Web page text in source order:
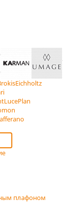
Eichholtz
LucePlan
плафоном